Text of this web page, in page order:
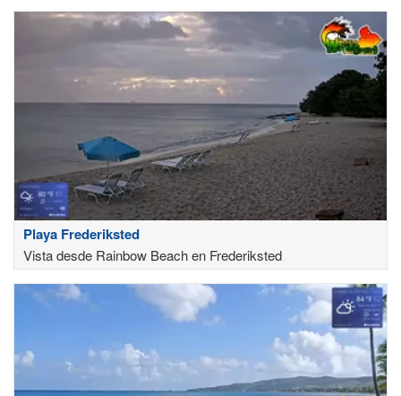
Playa Frederiksted
Vista desde Rainbow Beach en Frederiksted